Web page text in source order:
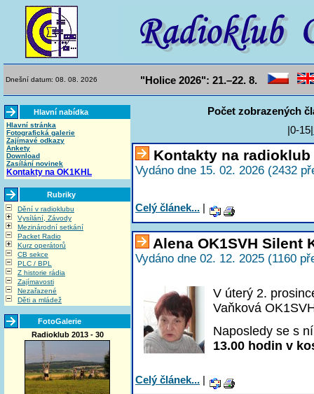
Dnešní datum: 08. 08. 2026 "Holice 2026": 21.–22. 8.
Hlavní nabídka
Hlavní stránka
Fotografická galerie
Zajímavé odkazy
Ankety
Download
Zasílání novinek
Kontakty na OK1KHL
Rubriky
Dění v radioklubu
Vysílání, Závody
Mezinárodní setkání
Packet Radio
Kurz operátorů
CB sekce
PLC / BPL
Z historie rádia
Zajímavosti
Nezařazené
Děti a mládež
FotoGalerie
Radioklub 2013 - 30
Počet zobrazených
|0-15|
Kontakty na radioklub
Vydáno dne 15. 02. 2026 (2432
Celý článek... |
Alena OK1SVH Silent
Vydáno dne 02. 12. 2025 (1160
V úterý 2.
Vaňková
Naposledy se s
13.00 hodin v
Celý článek... |